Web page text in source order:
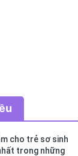
cho trẻ sơ sinh
trong những